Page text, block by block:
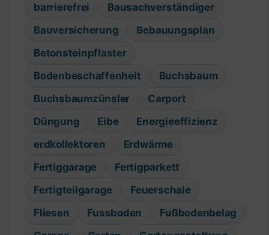
barrierefrei
Bausachverständiger
Bauversicherung
Bebauungsplan
Betonsteinpflaster
Bodenbeschaffenheit
Buchsbaum
Buchsbaumzünsler
Carport
Düngung
Eibe
Energieeffizienz
erdkollektoren
Erdwärme
Fertiggarage
Fertigparkett
Fertigteilgarage
Feuerschale
Fliesen
Fussboden
Fußbodenbelag